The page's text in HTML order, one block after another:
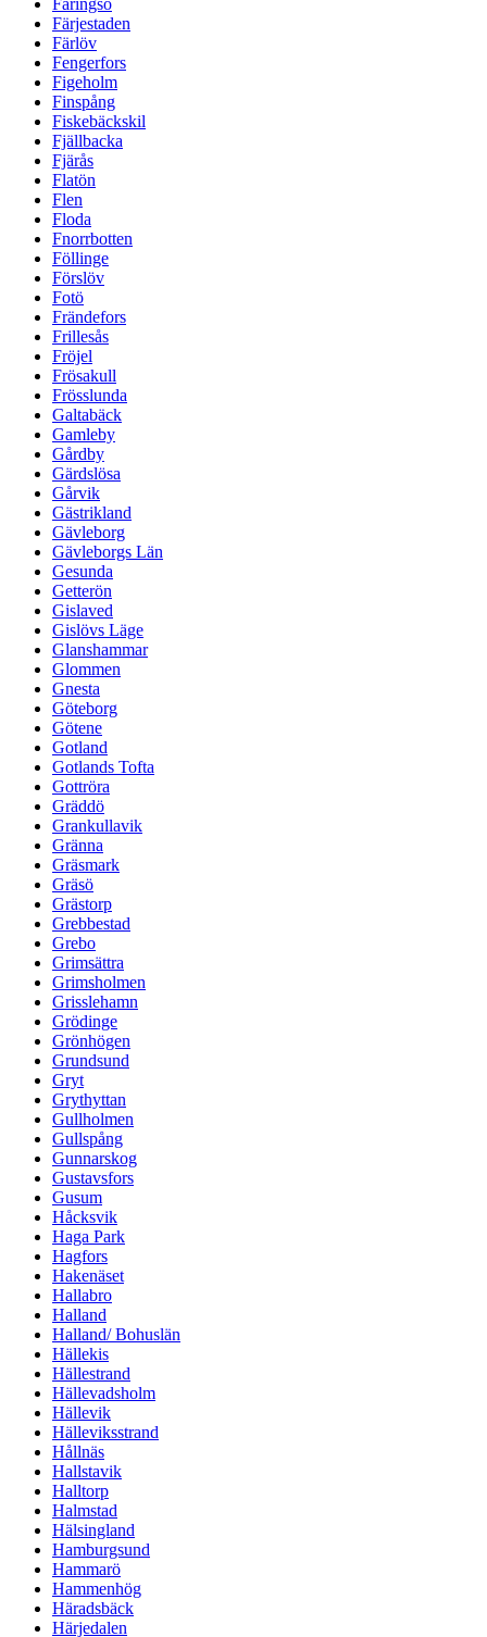
Färingsö
Färjestaden
Färlöv
Fengerfors
Figeholm
Finspång
Fiskebäckskil
Fjällbacka
Fjärås
Flatön
Flen
Floda
Fnorrbotten
Föllinge
Förslöv
Fotö
Frändefors
Frillesås
Fröjel
Frösakull
Frösslunda
Galtabäck
Gamleby
Gårdby
Gärdslösa
Gårvik
Gästrikland
Gävleborg
Gävleborgs Län
Gesunda
Getterön
Gislaved
Gislövs Läge
Glanshammar
Glommen
Gnesta
Göteborg
Götene
Gotland
Gotlands Tofta
Gottröra
Gräddö
Grankullavik
Gränna
Gräsmark
Gräsö
Grästorp
Grebbestad
Grebo
Grimsättra
Grimsholmen
Grisslehamn
Grödinge
Grönhögen
Grundsund
Gryt
Grythyttan
Gullholmen
Gullspång
Gunnarskog
Gustavsfors
Gusum
Håcksvik
Haga Park
Hagfors
Hakenäset
Hallabro
Halland
Halland/ Bohuslän
Hällekis
Hällestrand
Hällevadsholm
Hällevik
Hälleviksstrand
Hållnäs
Hallstavik
Halltorp
Halmstad
Hälsingland
Hamburgsund
Hammarö
Hammenhög
Häradsbäck
Härjedalen